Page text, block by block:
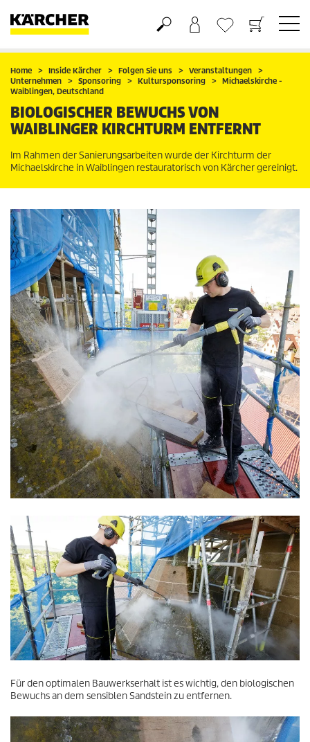
Warenkorb
Wunschliste
Home Inside Kärcher Folgen Sie uns
Veranstaltungen
Unternehmen
Sponsoring Kultursponsoring
Michaelskirche -
Waiblingen, Deutschland
BIOLOGISCHER BEWUCHS VON
WAIBLINGER KIRCHTURM ENTFERNT
Im Rahmen der Sanierungsarbeiten wurde der Kirchturm der
Michaelskirche in Waiblingen restauratorisch von Kärcher gereinigt.
Für den optimalen Bauwerkserhalt ist es wichtig, den biologischen
Bewuchs an dem sensiblen Sandstein zu entfernen.